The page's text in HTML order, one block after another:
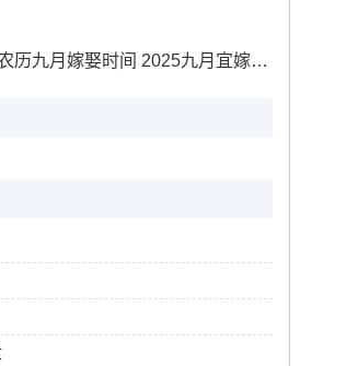
九月嫁娶时间 2025九月宜嫁娶的时间表